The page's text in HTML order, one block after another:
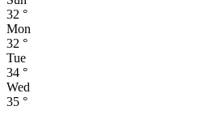
32 °
Mon
32 °
Tue
34 °
Wed
35 °